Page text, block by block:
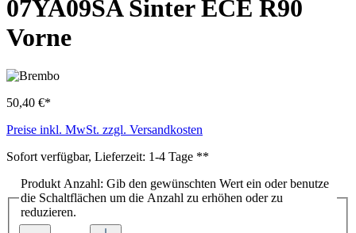
07YA09SA Sinter ECE R90
Vorne
50,40 €*
Preise inkl. MwSt. zzgl. Versandkosten
Sofort verfügbar, Lieferzeit: 1-4 Tage **
Produkt Anzahl: Gib den gewünschten Wert ein oder benutze
die Schaltflächen um die Anzahl zu erhöhen oder zu
reduzieren.